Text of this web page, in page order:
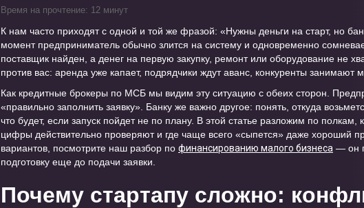
Время на прочтение: 12 минут
К нам часто приходят с одной и той же фразой: «Нужны деньги на старт, но
момент предприниматель обычно злится на систему и одновременно
поставщик найден, а денег на первую закупку, ремонт или оборудование не
против вас: аренда уже капает, подрядчики ждут аванс, конкуренты занимают
Как кредитные брокеры по МСБ мы видим эту ситуацию с обеих сторон.
«правильно заполнить заявку». Банку же важно другое: понять, откуда
что будет, если запуск пойдет не по плану. В этой статье разложим по полкам,
цифры действительно проверяют и где чаще всего «сыпется» даже хороший
вариантов, посмотрите наш разбор по финансированию малого бизнеса — он
подготовку еще до подачи заявки.
Почему стартапу сложно: